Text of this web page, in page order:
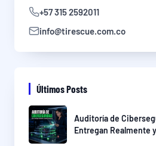
+57 315 2592011
info@tirescue.com.co
Últimos Posts
Auditoría de
Entregan Realmente